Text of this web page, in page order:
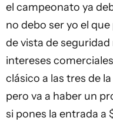
el campeonato ya
no debo ser yo el
de vista de
intereses
clásico a las tres de
pero va a haber un
si pones la entrada a